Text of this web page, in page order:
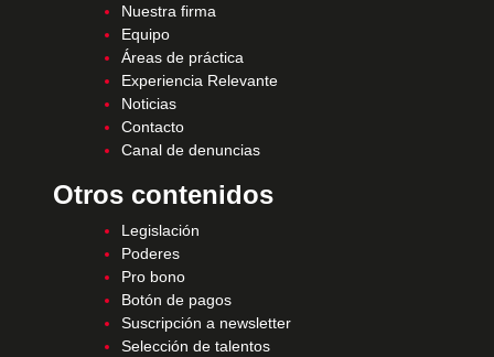
Nuestra firma
Equipo
Áreas de práctica
Experiencia Relevante
Noticias
Contacto
Canal de denuncias
Otros contenidos
Legislación
Poderes
Pro bono
Botón de pagos
Suscripción a newsletter
Selección de talentos